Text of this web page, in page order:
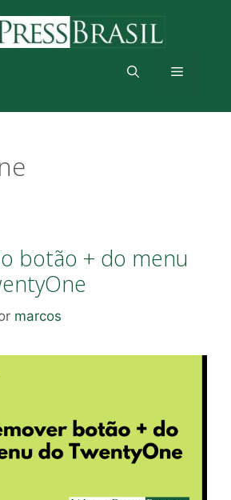
Menu
botão + do menu
marcos